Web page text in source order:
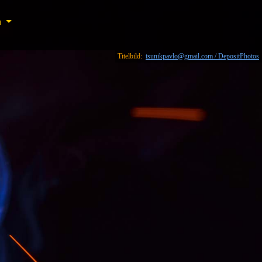
Titelbild: tsunikpavlo@gmail.com / DepositPhotos